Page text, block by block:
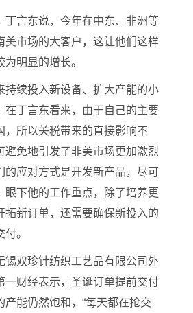
丁言东说，今年在中东、非洲等
美市场的大客户，这让他们这样
明显的增长。
持续投入新设备、扩大产能的小
在丁言东看来，由于自己的主要
，所以关税带来的直接影响不
避免地引发了非美市场更加激烈
的应对方式是开发新产品，尽可
眼下他的工作重点，除了培养更
拓新订单，还需要确保新投入的
。
锡双珍针纺织工艺品有限公司外
一财经表示，圣诞订单提前交付
产能仍然饱和，“每天都在抢交